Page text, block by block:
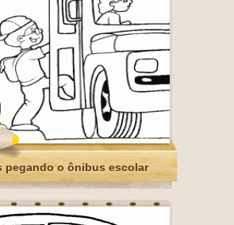
pegando o ônibus escolar